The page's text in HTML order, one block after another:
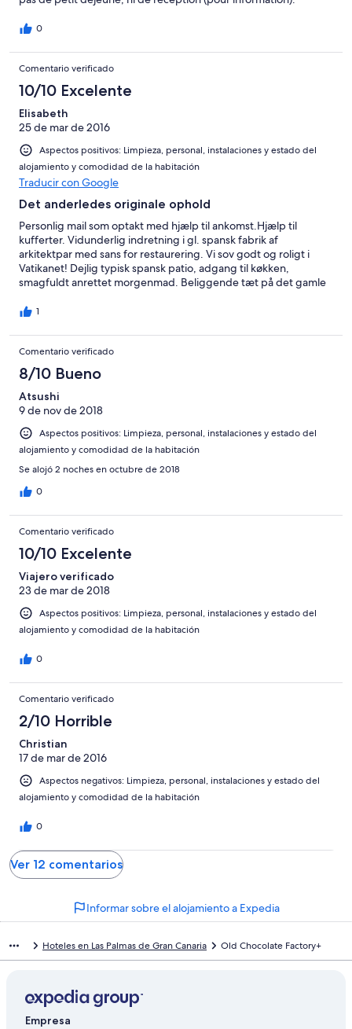
0
Comentario verificado
10/10 Excelente
Elisabeth
25 de mar de 2016
Aspectos positivos: Limpieza, personal, instalaciones y estado del
alojamiento y comodidad de la habitación
Traducir con Google
Det anderledes originale ophold
Personlig mail som optakt med hjælp til ankomst.Hjælp til
kufferter. Vidunderlig indretning i gl. spansk fabrik af
arkitektpar med sans for restaurering. Vi sov godt og roligt i
Vatikanet! Dejlig typisk spansk patio, adgang til køkken,
smagfuldt anrettet morgenmad. Beliggende tæt på det gamle
Påskeceremonierne. Morgenmad ved cafeborde 2 og to med
næsten som på et vandrerhjem/pension.
1
Comentario verificado
8/10 Bueno
Atsushi
9 de nov de 2018
Aspectos positivos: Limpieza, personal, instalaciones y estado del
alojamiento y comodidad de la habitación
Se alojó 2 noches en octubre de 2018
0
Comentario verificado
10/10 Excelente
Viajero verificado
23 de mar de 2018
Aspectos positivos: Limpieza, personal, instalaciones y estado del
alojamiento y comodidad de la habitación
0
Comentario verificado
2/10 Horrible
Christian
17 de mar de 2016
Aspectos negativos: Limpieza, personal, instalaciones y estado del
alojamiento y comodidad de la habitación
0
Ver 12 comentarios
Informar sobre el alojamiento a Expedia
Hoteles en Las Palmas de Gran Canaria Old Chocolate Factory+
Empresa